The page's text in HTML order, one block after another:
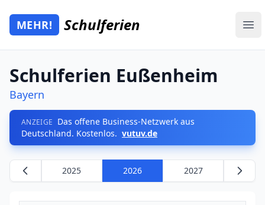
Zum Hauptinhalt springen
Mehr Schulferien
MEHR! Schulferien
Schulferien Eußenheim
Bayern
ANZEIGE Das offene Business-Netzwerk aus
Deutschland. Kostenlos. vutuv.de
2025 2026 2027